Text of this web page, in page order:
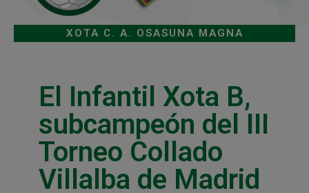
XOTA C. A. OSASUNA MAGNA
El Infantil Xota B,
subcampeón del III
Torneo Collado
Villalba de Madrid